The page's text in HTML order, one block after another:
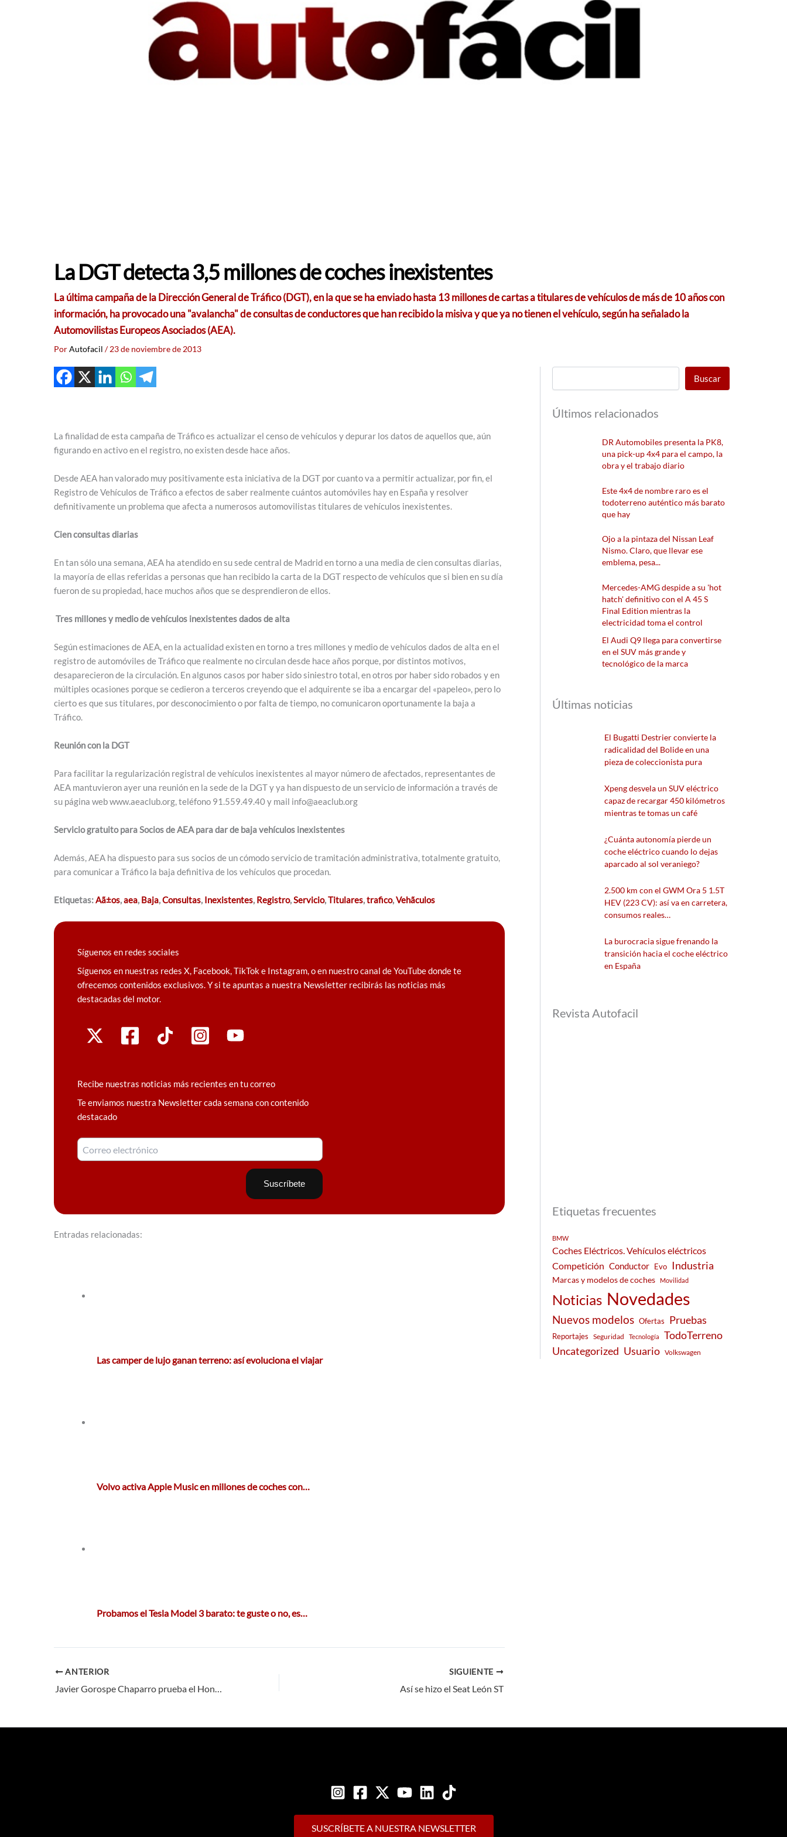
La DGT detecta 3,5 millones de coches inexistentes
La última campaña de la Dirección General de Tráfico (DGT), en la que se ha enviado hasta 13 millones de cartas a titulares de vehículos de más de 10 años con
información, ha provocado una "avalancha" de consultas de conductores que han recibido la misiva y que ya no tienen el vehículo, según ha señalado la
Automovilistas Europeos Asociados (AEA).
PorAutofacil /23 de noviembre de 2013
La finalidad de esta campaña de Tráfico es actualizar el censo de vehículos y depurar los datos de aquellos que, aún
figurando en activo en el registro, no existen desde hace años.
Desde AEA han valorado muy positivamente esta iniciativa de la DGT por cuanto va a permitir actualizar, por fin, el
Registro de Vehículos de Tráfico a efectos de saber realmente cuántos automóviles hay en España y resolver
definitivamente un problema que afecta a numerosos automovilistas titulares de vehículos inexistentes.
Cien consultas diarias
En tan sólo una semana, AEA ha atendido en su sede central de Madrid en torno a una media de cien consultas diarias,
la mayoría de ellas referidas a personas que han recibido la carta de la DGT respecto de vehículos que si bien en su día
fueron de su propiedad, hace muchos años que se desprendieron de ellos.
Tres millones y medio de vehículos inexistentes dados de alta
Según estimaciones de AEA, en la actualidad existen en torno a tres millones y medio de vehículos dados de alta en el
registro de automóviles de Tráfico que realmente no circulan desde hace años porque, por distintos motivos,
desaparecieron de la circulación. En algunos casos por haber sido siniestro total, en otros por haber sido robados y en
múltiples ocasiones porque se cedieron a terceros creyendo que el adquirente se iba a encargar del «papeleo», pero lo
cierto es que sus titulares, por desconocimiento o por falta de tiempo, no comunicaron oportunamente la baja a
Tráfico.
Reunión con la DGT
Para facilitar la regularización registral de vehículos inexistentes al mayor número de afectados, representantes de
AEA mantuvieron ayer una reunión en la sede de la DGT y ya han dispuesto de un servicio de información a través de
su página web www.aeaclub.org, teléfono 91.559.49.40 y mail info@aeaclub.org
Servicio gratuito para Socios de AEA para dar de baja vehículos inexistentes
Además, AEA ha dispuesto para sus socios de un cómodo servicio de tramitación administrativa, totalmente gratuito,
para comunicar a Tráfico la baja definitiva de los vehículos que procedan.
Etiquetas:Aã±os,aea, Baja,Consultas, Inexistentes, Registro,Servicio,Titulares,trafico,Vehã­culos
Síguenos en redes sociales
Síguenos en nuestras redes X, Facebook, TikTok e Instagram, o en nuestro canal de YouTube donde te
ofrecemos contenidos exclusivos. Y si te apuntas a nuestra Newsletter recibirás las noticias más
destacadas del motor.
Recibe nuestras noticias más recientes en tu correo
Te enviamos nuestra Newsletter cada semana con contenido
destacado
Entradas relacionadas:
Las camper de lujo ganan terreno: así evoluciona el viajar
Volvo activa Apple Music en millones de coches con…
Probamos el Tesla Model 3 barato: te guste o no, es…
ANTERIOR
Javier Gorospe Chaparro prueba el Honda Civic 1.6 DTEC Sport
SIGUIENTE
Así se hizo el Seat León ST
Buscar
Últimos relacionados
DR Automobiles presenta la PK8,
una pick-up 4x4 para el campo, la
obra y el trabajo diario
Este 4x4 de nombre raro es el
todoterreno auténtico más barato
que hay
Ojo a la pintaza del Nissan Leaf
Nismo. Claro, que llevar ese
emblema, pesa...
Mercedes-AMG despide a su 'hot
hatch' definitivo con el A 45 S
Final Edition mientras la
electricidad toma el control
El Audi Q9 llega para convertirse
en el SUV más grande y
tecnológico de la marca
Últimas noticias
El Bugatti Destrier convierte la
radicalidad del Bolide en una
pieza de coleccionista pura
Xpeng desvela un SUV eléctrico
capaz de recargar 450 kilómetros
mientras te tomas un café
¿Cuánta autonomía pierde un
coche eléctrico cuando lo dejas
aparcado al sol veraniego?
2.500 km con el GWM Ora 5 1.5T
HEV (223 CV): así va en carretera,
consumos reales…
La burocracia sigue frenando la
transición hacia el coche eléctrico
en España
Revista Autofacil
Etiquetas frecuentes
BMW
Coches Eléctricos. Vehículos eléctricos
Competición Conductor Evo Industria
Marcas y modelos de coches Movilidad
Noticias Novedades
Nuevos modelos Ofertas Pruebas
Reportajes Seguridad Tecnología
TodoTerreno
Uncategorized Usuario Volkswagen
SUSCRÍBETE A NUESTRA NEWSLETTER